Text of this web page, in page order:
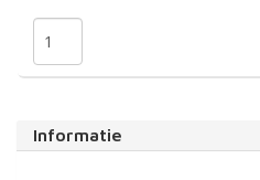
Informatie